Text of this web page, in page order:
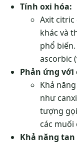
Tính oxi hóa:
Axit citric
khác và
phổ
ascorbic
Phản ứng với
Khả
như
tượng
các muối
Khả năng